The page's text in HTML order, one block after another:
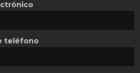
FLASH NEWS
Mercado Libre por costos
10 MARZO, 2026
teléfono